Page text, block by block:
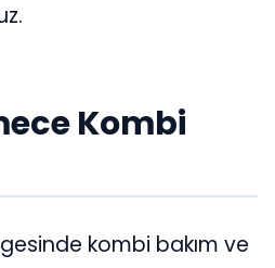
Kombi
kombi bakım ve